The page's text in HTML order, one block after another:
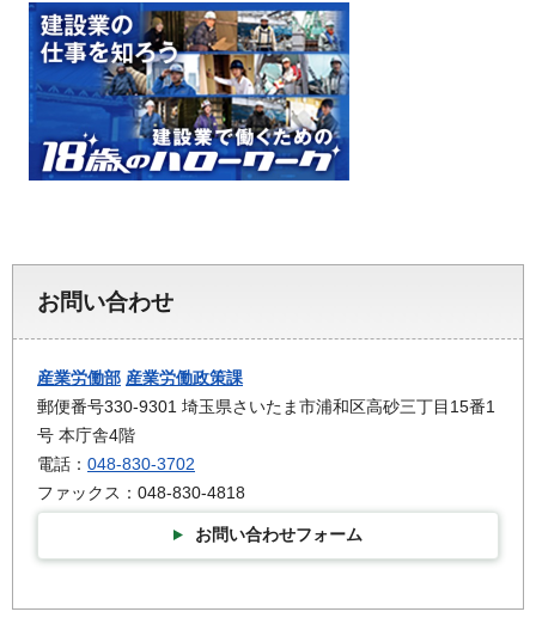
お問い合わせ
産業労働部 産業労働政策課
郵便番号330-9301 埼玉県さいたま市浦和区高砂三丁目15番1
号 本庁舎4階
電話： 048-830-3702
ファックス：048-830-4818
お問い合わせフォーム